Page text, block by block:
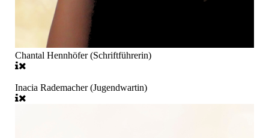
Chantal Hennhöfer (Schriftführerin)
Inacia Rademacher (Jugendwartin)